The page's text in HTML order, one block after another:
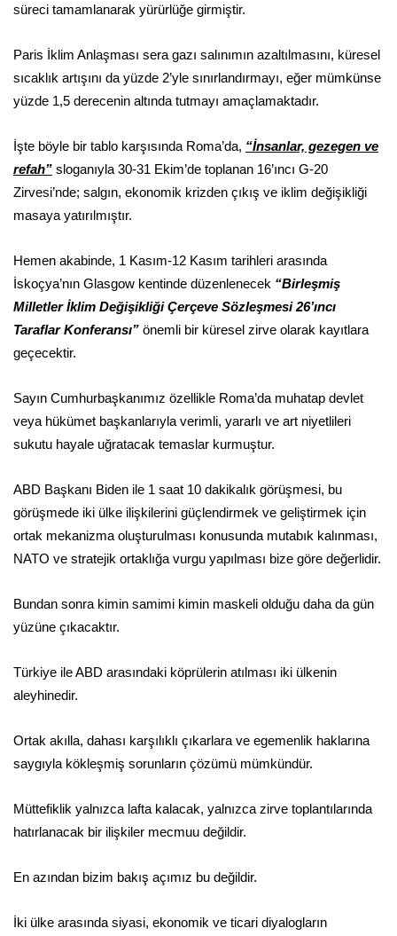
süreci tamamlanarak yürürlüğe girmiştir.
Paris İklim Anlaşması sera gazı salınımın azaltılmasını, küresel
sıcaklık artışını da yüzde 2’yle sınırlandırmayı, eğer mümkünse
yüzde 1,5 derecenin altında tutmayı amaçlamaktadır.
İşte böyle bir tablo karşısında Roma’da, “İnsanlar, gezegen ve
refah” sloganıyla 30-31 Ekim’de toplanan 16’ıncı G-20
Zirvesi’nde; salgın, ekonomik krizden çıkış ve iklim değişikliği
masaya yatırılmıştır.
Hemen akabinde, 1 Kasım-12 Kasım tarihleri arasında
İskoçya’nın Glasgow kentinde düzenlenecek “Birleşmiş
Milletler İklim Değişikliği Çerçeve Sözleşmesi 26’ıncı
Taraflar Konferansı” önemli bir küresel zirve olarak kayıtlara
geçecektir.
Sayın Cumhurbaşkanımız özellikle Roma’da muhatap devlet
veya hükümet başkanlarıyla verimli, yararlı ve art niyetlileri
sukutu hayale uğratacak temaslar kurmuştur.
ABD Başkanı Biden ile 1 saat 10 dakikalık görüşmesi, bu
görüşmede iki ülke ilişkilerini güçlendirmek ve geliştirmek için
ortak mekanizma oluşturulması konusunda mutabık kalınması,
NATO ve stratejik ortaklığa vurgu yapılması bize göre değerlidir.
Bundan sonra kimin samimi kimin maskeli olduğu daha da gün
yüzüne çıkacaktır.
Türkiye ile ABD arasındaki köprülerin atılması iki ülkenin
aleyhinedir.
Ortak akılla, dahası karşılıklı çıkarlara ve egemenlik haklarına
saygıyla kökleşmiş sorunların çözümü mümkündür.
Müttefiklik yalnızca lafta kalacak, yalnızca zirve toplantılarında
hatırlanacak bir ilişkiler mecmuu değildir.
En azından bizim bakış açımız bu değildir.
İki ülke arasında siyasi, ekonomik ve ticari diyalogların